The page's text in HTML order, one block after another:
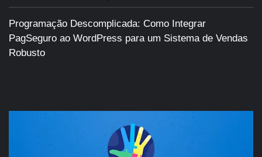
Programação Descomplicada: Como Integrar
PagSeguro ao WordPress para um Sistema de Vendas
Robusto